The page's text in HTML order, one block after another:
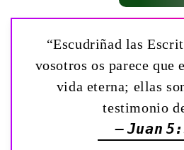
“Escudriñad las
vosotros os parece que
vida eterna; ellas
testimonio
— Juan